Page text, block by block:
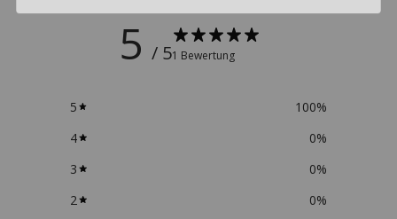
5 / 51 Bewertung
5 100%
4
0%
3
0%
2
0%